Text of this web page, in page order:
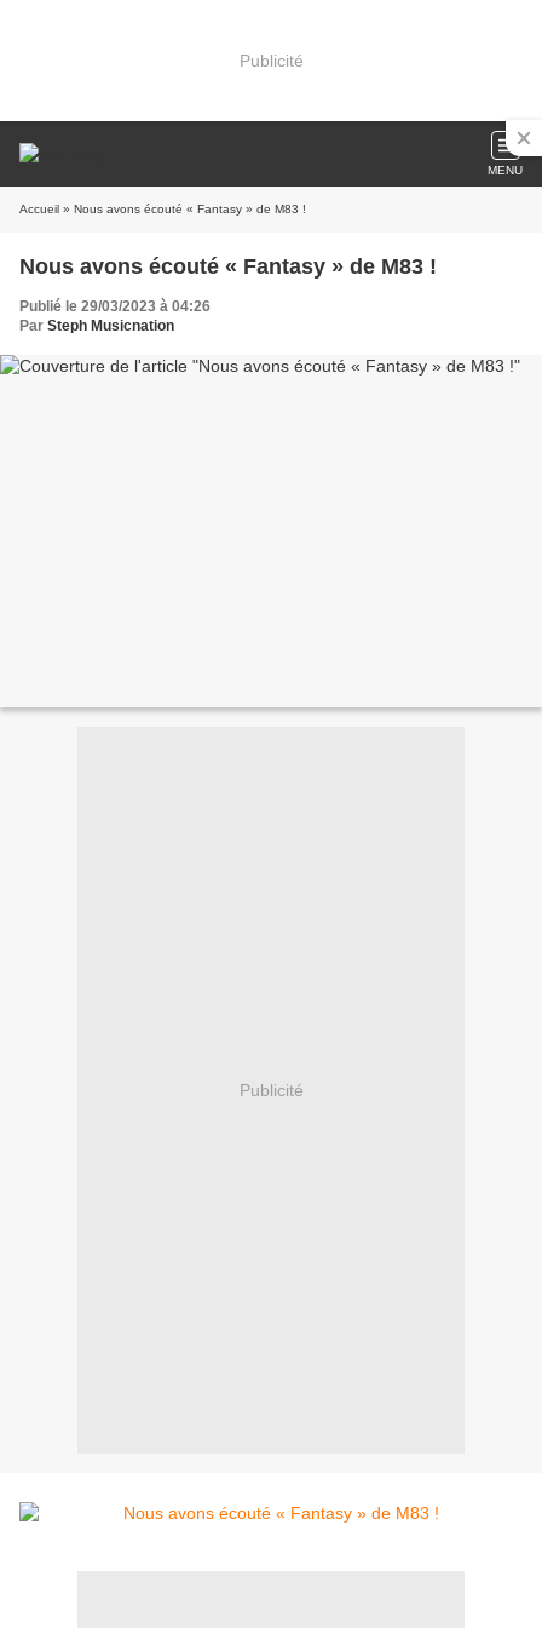
Publicité
MENU
Accueil » Nous avons écouté « Fantasy » de M83 !
Nous avons écouté « Fantasy » de M83 !
Publié le 29/03/2023 à 04:26
Par Steph Musicnation
Publicité